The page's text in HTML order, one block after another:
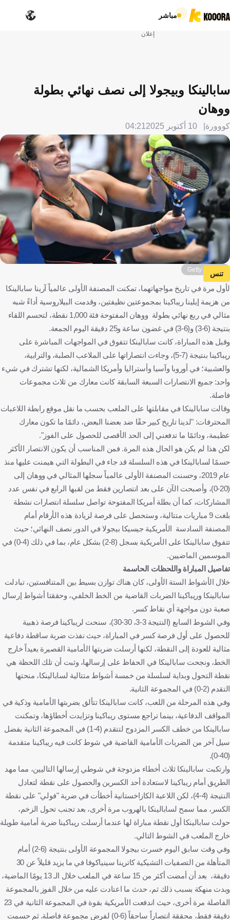
مباشر
إعلان
سابالينكا وبيجولا إلى نصف نهائي بطولة
ووهان
كووورة 10 أكتوبر 2025 04:21
Getty Images
تنس
لأول مرة في تاريخ مواجهاتهما، تمكنت المصنفة الأولى عالمياً آرينا سابالينكا
من هزيمة إيلينا ريباكينا بمجموعتين نظيفتين، وقدمت البيلاروسية أداءً شبه
مثالي في ربع نهائي بطولة ووهان المفتوحة فئة 1,000 نقطة، لتحسم اللقاء
بنتيجة (6-3) و(6-3) في غضون ساعة و25 دقيقة اليوم الجمعة.
وقبل هذه المباراة، كانت سابالينكا تتفوق في المواجهات المباشرة على
ريباكينا بنتيجة (7-5)، وجاءت انتصاراتها على الملاعب الصلبة، والترابية،
والعشبية؛ في أوروبا وآسيا وأستراليا وأمريكا الشمالية، لكنها تشترك في شيء
واحد: جميع الانتصارات السبعة السابقة كانت معارك من ثلاث مجموعات
فاصلة.
وقالت سابالينكا في مقابلتها على الملعب بحسب ما نقل موقع رابطة اللاعبات
المحترفات: "لدينا تاريخ كبير حقًا ضد بعضنا البعض، دائمًا ما تكون معارك
عظيمة، ودائمًا ما تدفعني إلى الحد الأقصى للحصول على الفوز".
لكن هذا لم يكن هو الحال هذه المرة. فمن المناسب أن يكون الانتصار الأكثر
حسمًا لسابالينكا في هذه السلسلة قد جاء في البطولة التي هيمنت عليها منذ
عام 2019، وحسنت المصنفة الأولى عالمياً سجلها المثالي في ووهان إلى
(20-0)، وأصبحت الآن على بعد انتصارين فقط من لقبها الرابع في نفس عدد
المشاركات، كما أن بطلة أمريكا المفتوحة تواصل سلسلة انتصارات نشطة
بلغت 9 مباريات متتالية، وستحصل على فرصة لزيادة هذه الأرقام أمام
المصنفة السادسة الأمريكية جيسيكا بيجولا في الدور نصف النهائي؛ حيث
تتفوق سابالينكا على الأمريكية بسجل (8-2) بشكل عام، بما في ذلك (4-0) في
الموسمين الماضيين.
تفاصيل المباراة واللحظات الحاسمة
خلال الأشواط الستة الأولى، كان هناك توازن بسيط بين المتنافستين، تبادلت
سابالينكا وريباكينا الضربات القاضية من الخط الخلفي، وحققتا أشواط إرسال
صعبة دون مواجهة أي نقاط كسر.
وفي الشوط السابع (النتيجة 3-3، 30-30)، سنحت لريباكينا فرصة ذهبية
للحصول على أول فرصة كسر في المباراة، حيث نفذت ضربة ساقطة دفاعية
مثالية للعودة إلى النقطة، لكنها أرسلت ضربتها الأمامية القصيرة بعيداً خارج
الخط، ونجحت سابالينكا في الحفاظ على إرسالها، وثبت أن تلك اللحظة هي
نقطة التحول وبداية لسلسلة من خمسة أشواط متتالية لسابالينكا، منحتها
التقدم (2-0) في المجموعة الثانية.
وفي هذه المرحلة من اللعب، كانت سابالينكا تتألق بضربتها الأمامية وذكية في
المواقف الدفاعية، بينما تراجع مستوى ريباكينا وتزايدت أخطاؤها، وتمكنت
سابالينكا من خطف الكسر المزدوج لتتقدم (4-1) في المجموعة الثانية بفضل
سيل آخر من الضربات الأمامية القاضية في شوط كانت فيه ريباكينا متقدمة
(40-0).
وارتكبت سابالينكا ثلاث أخطاء مزدوجة في شوطي إرسالها التاليين، مما مهد
الطريق أمام ريباكينا لاستعادة أحد الكسرين والحصول على نقطة لتعادل
النتيجة (4-4)، لكن اللاعبة الكازاخستانية أخطأت في ضربة "فولي" على نقطة
الكسر، مما سمح لسابالينكا بالهروب مرة أخرى، بعد تجنب تحول الزخم،
حولت سابالينكا أول نقطة مباراة لها عندما أرسلت ريباكينا ضربة أمامية طويلة
خارج الملعب في الشوط التالي.
وفي وقت سابق اليوم خسرت بيجولا المجموعة الأولى بنتيجة (6-2) أمام
المتأهلة من التصفيات التشيكية كاترينا سينياكوفا في ما يزيد قليلاً عن 30
دقيقة، بعد أن أمضت أكثر من 15 ساعة في الملعب خلال الـ 13 يومًا الماضية،
وبدت منهكة بسبب ذلك ثم، حدث ما اعتادت عليه من خلال الفوز بالمجموعة
الفاصلة مرة أخرى، حيث اندفعت الأمريكية بقوة في المجموعة الثانية في 23
دقيقة فقط، محققة انتصاراً ساحقاً (6-0) لفرض مجموعة فاصلة. ثم حسمت